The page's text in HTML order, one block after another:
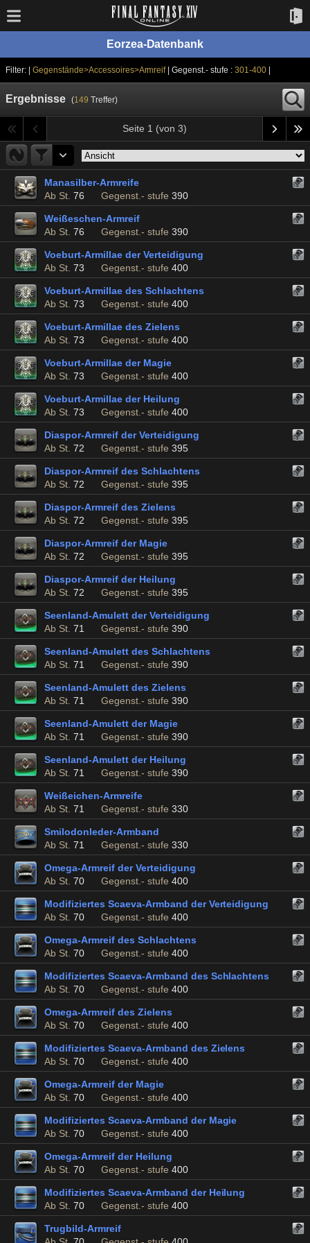
Eorzea-Datenbank
Filter: | Gegenstände>Accessoires>Armreif | Gegenst.- stufe :301-400
Ergebnisse (149 Treffer)
Seite 1 (von 3)
Manasilber-Armreife
Ab St. 76 Gegenst.- stufe 390
Weißeschen-Armreif
Ab St. 76 Gegenst.- stufe 390
Voeburt-Armillae der Verteidigung
Ab St. 73 Gegenst.- stufe 400
Voeburt-Armillae des Schlachtens
Ab St. 73 Gegenst.- stufe 400
Voeburt-Armillae des Zielens
Ab St. 73 Gegenst.- stufe 400
Voeburt-Armillae der Magie
Ab St. 73 Gegenst.- stufe 400
Voeburt-Armillae der Heilung
Ab St. 73 Gegenst.- stufe 400
Diaspor-Armreif der Verteidigung
Ab St. 72 Gegenst.- stufe 395
Diaspor-Armreif des Schlachtens
Ab St. 72 Gegenst.- stufe 395
Diaspor-Armreif des Zielens
Ab St. 72 Gegenst.- stufe 395
Diaspor-Armreif der Magie
Ab St. 72 Gegenst.- stufe 395
Diaspor-Armreif der Heilung
Ab St. 72 Gegenst.- stufe 395
Seenland-Amulett der Verteidigung
Ab St. 71 Gegenst.- stufe 390
Seenland-Amulett des Schlachtens
Ab St. 71 Gegenst.- stufe 390
Seenland-Amulett des Zielens
Ab St. 71 Gegenst.- stufe 390
Seenland-Amulett der Magie
Ab St. 71 Gegenst.- stufe 390
Seenland-Amulett der Heilung
Ab St. 71 Gegenst.- stufe 390
Weißeichen-Armreife
Ab St. 71 Gegenst.- stufe 330
Smilodonleder-Armband
Ab St. 71 Gegenst.- stufe 330
Omega-Armreif der Verteidigung
Ab St. 70 Gegenst.- stufe 400
Modifiziertes Scaeva-Armband der Verteidigung
Ab St. 70 Gegenst.- stufe 400
Omega-Armreif des Schlachtens
Ab St. 70 Gegenst.- stufe 400
Modifiziertes Scaeva-Armband des Schlachtens
Ab St. 70 Gegenst.- stufe 400
Omega-Armreif des Zielens
Ab St. 70 Gegenst.- stufe 400
Modifiziertes Scaeva-Armband des Zielens
Ab St. 70 Gegenst.- stufe 400
Omega-Armreif der Magie
Ab St. 70 Gegenst.- stufe 400
Modifiziertes Scaeva-Armband der Magie
Ab St. 70 Gegenst.- stufe 400
Omega-Armreif der Heilung
Ab St. 70 Gegenst.- stufe 400
Modifiziertes Scaeva-Armband der Heilung
Ab St. 70 Gegenst.- stufe 400
Trugbild-Armreif